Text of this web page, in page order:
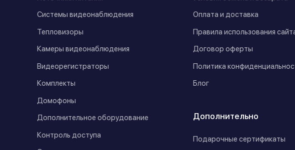
Системы видеонаблюдения
Тепловизоры
Камеры видеонаблюдения
Видеорегистраторы
Комплекты
Домофоны
Дополнительное оборудование
Контроль доступа
Оплата и доставка
Правила использования
Договор оферты
Политика
Блог
Дополнительно
Подарочные сертификаты